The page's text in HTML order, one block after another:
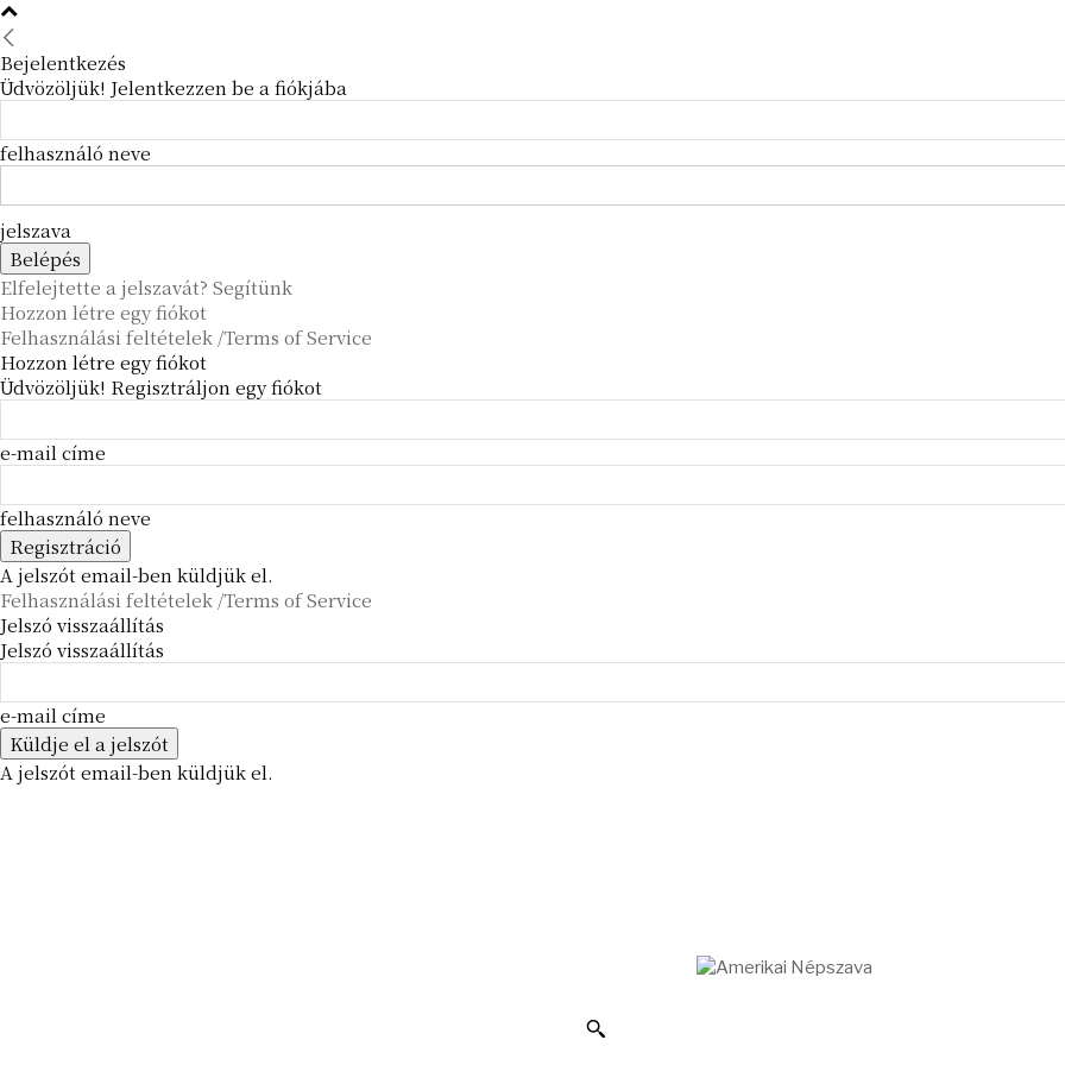
Bejelentkezés
Üdvözöljük! Jelentkezzen be a fiókjába
felhasználó neve
jelszava
Elfelejtette a jelszavát? Segítünk
Hozzon létre egy fiókot
Felhasználási feltételek /Terms of Service
Hozzon létre egy fiókot
Üdvözöljük! Regisztráljon egy fiókot
e-mail címe
felhasználó neve
A jelszót email-ben küldjük el.
Felhasználási feltételek /Terms of Service
Jelszó visszaállítás
Jelszó visszaállítás
e-mail címe
A jelszót email-ben küldjük el.